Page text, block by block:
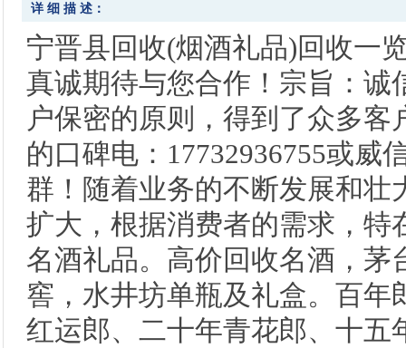
详 细 描 述：
宁晋县回收(烟酒礼品)回收一
真诚期待与您合作！宗旨：诚
户保密的原则，得到了众多
的口碑电：17732936755或威
群！随着业务的不断发展和
扩大，根据消费者的需求，特
名酒礼品。高价回收名酒，茅
窖，水井坊单瓶及礼盒。百
红运郎、二十年青花郎、十五